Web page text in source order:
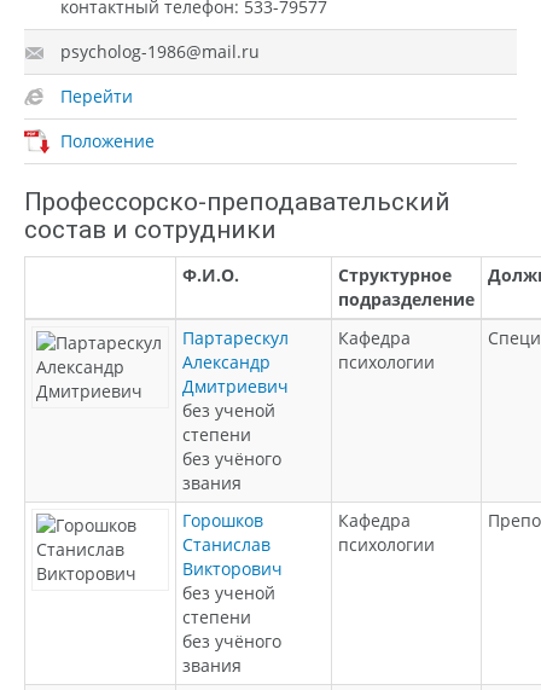
контактный телефон: 533-79577
psycholog-1986@mail.ru
Перейти
Положение
Профессорско-преподавательский
состав и сотрудники
Ф.И.О.
Структурное
подразделение
Партарескул
Александр
Дмитриевич
без ученой
степени
без учёного
звания
Кафедра
психологии
Горошков
Станислав
Викторович
без ученой
степени
без учёного
звания
Кафедра
психологии